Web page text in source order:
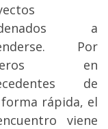
a
Por
en
de
rápida, el
viene